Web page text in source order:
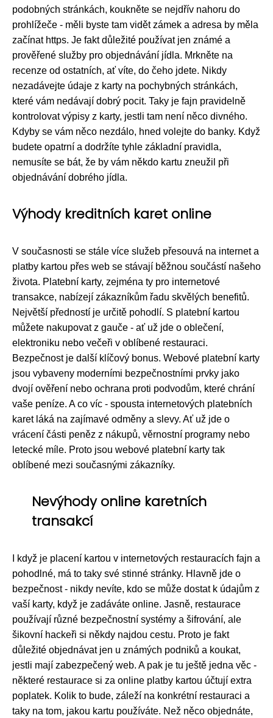
podobných stránkách, koukněte se nejdřív nahoru do
prohlížeče - měli byste tam vidět zámek a adresa by měla
začínat https. Je fakt důležité používat jen známé a
prověřené služby pro objednávání jídla. Mrkněte na
recenze od ostatních, ať víte, do čeho jdete. Nikdy
nezadávejte údaje z karty na pochybných stránkách,
které vám nedávají dobrý pocit. Taky je fajn pravidelně
kontrolovat výpisy z karty, jestli tam není něco divného.
Kdyby se vám něco nezdálo, hned volejte do banky. Když
budete opatrní a dodržíte tyhle základní pravidla,
nemusíte se bát, že by vám někdo kartu zneužil při
objednávání dobrého jídla.
Výhody kreditních karet online
V současnosti se stále více služeb přesouvá na internet a
platby kartou přes web se stávají běžnou součástí našeho
života. Platební karty, zejména ty pro internetové
transakce, nabízejí zákazníkům řadu skvělých benefitů.
Největší předností je určitě pohodlí. S platební kartou
můžete nakupovat z gauče - ať už jde o oblečení,
elektroniku nebo večeři v oblíbené restauraci.
Bezpečnost je další klíčový bonus. Webové platební karty
jsou vybaveny moderními bezpečnostními prvky jako
dvojí ověření nebo ochrana proti podvodům, které chrání
vaše peníze. A co víc - spousta internetových platebních
karet láká na zajímavé odměny a slevy. Ať už jde o
vrácení části peněz z nákupů, věrnostní programy nebo
letecké míle. Proto jsou webové platební karty tak
oblíbené mezi současnými zákazníky.
Nevýhody online karetních
transakcí
I když je placení kartou v internetových restauracích fajn a
pohodlné, má to taky své stinné stránky. Hlavně jde o
bezpečnost - nikdy nevíte, kdo se může dostat k údajům z
vaší karty, když je zadáváte online. Jasně, restaurace
používají různé bezpečnostní systémy a šifrování, ale
šikovní hackeři si někdy najdou cestu. Proto je fakt
důležité objednávat jen u známých podniků a koukat,
jestli mají zabezpečený web. A pak je tu ještě jedna věc -
některé restaurace si za online platby kartou účtují extra
poplatek. Kolik to bude, záleží na konkrétní restauraci a
taky na tom, jakou kartu používáte. Než něco objednáte,